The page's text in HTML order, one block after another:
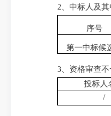
2 、中标人及其
序号
第一中标候
3 、资格审查
投标人
/